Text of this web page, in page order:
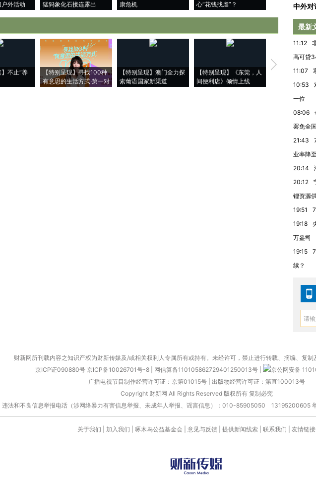
外活动
猛犸象化石接连露出
康危机
心“花钱找虐”？
】不止“养
【特别呈现】寻找100种
有意思的生活方式·第一对
【特别呈现】澳门全力探
索葡语国家新渠道
【特别呈现】《东莞，人
间便利店》倾情上线
【推广】走进第
会，让数智科
中外对
最新
11:12
高可贷
11:07
10:53
一位
08:06
罢免全
21:43
业率降
20:14
20:12
锂资源
19:51
19:18
万盎司
19:15
续？
财新网所刊载内容之知识产权为财新传媒及/或相关权利人专属所有或持有。未经许可，禁止进行转载、摘编、复制
京ICP证090880号 京ICP备10026701号-8 网信算备110105862729401250013号
京公网安备
广播电视节目制作经营许可证：京第01015号| 出版物经营许可证：第直100013号
Copyright 财新网 All Rights Reserved 版权所有 复制必究
违法和不良信息举报电话（涉网络暴力有害信息举报、未成年人举报、谣言信息）：010-85905050 13195200605
关于我们 加入我们 啄木鸟公益基金会 意见与反馈 提供新闻线索 联系我们 友情链接